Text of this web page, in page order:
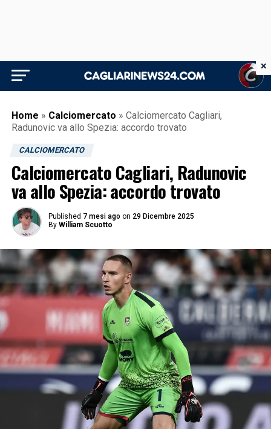
Home » Calciomercato » Calciomercato Cagliari,
Radunovic va allo Spezia: accordo trovato
CALCIOMERCATO
Calciomercato Cagliari, Radunovic
va allo Spezia: accordo trovato
Published 7 mesi ago on 29 Dicembre 2025
By William Scuotto
×